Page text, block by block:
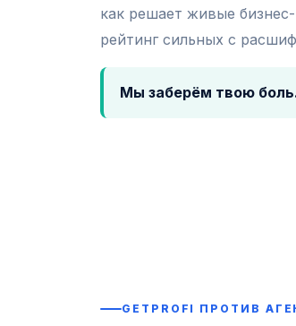
как решает живые
рейтинг сильных с
Мы заберём твою
GETPROFI ПРОТИВ